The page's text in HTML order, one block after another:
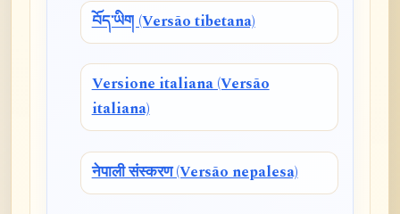
བོད་ཡིག (Versão tibetana)
Versione italiana (Versão
italiana)
नेपाली संस्करण (Versão nepalesa)